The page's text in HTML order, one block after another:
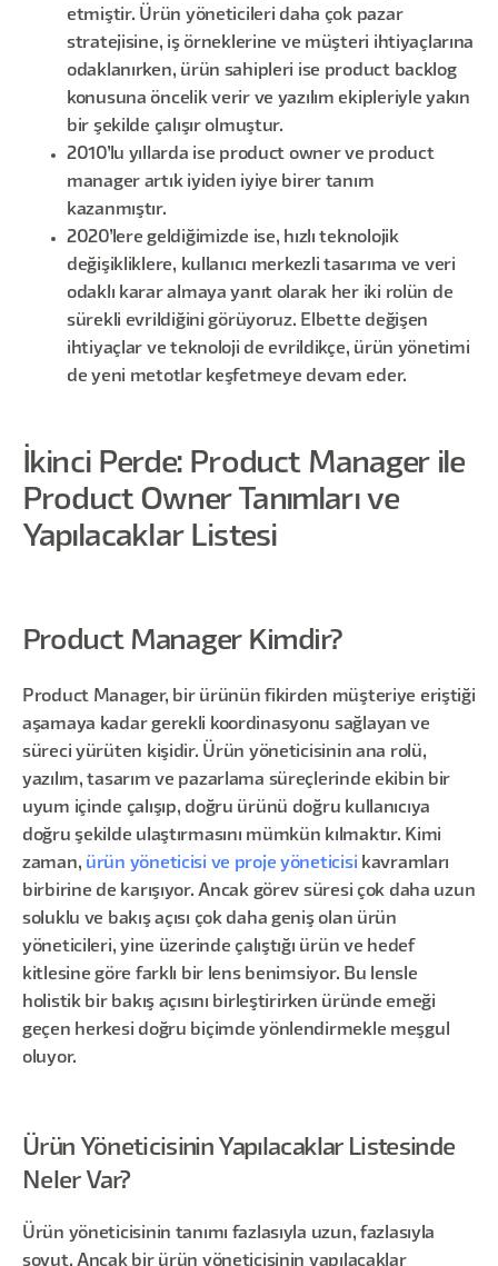
etmiştir. Ürün yöneticileri daha çok pazar
stratejisine, iş örneklerine ve müşteri ihtiyaçlarına
odaklanırken, ürün sahipleri ise product backlog
konusuna öncelik verir ve yazılım ekipleriyle yakın
bir şekilde çalışır olmuştur.
2010’lu yıllarda ise product owner ve product
manager artık iyiden iyiye birer tanım
kazanmıştır.
2020’lere geldiğimizde ise, hızlı teknolojik
değişikliklere, kullanıcı merkezli tasarıma ve veri
odaklı karar almaya yanıt olarak her iki rolün de
sürekli evrildiğini görüyoruz. Elbette değişen
ihtiyaçlar ve teknoloji de evrildikçe, ürün yönetimi
de yeni metotlar keşfetmeye devam eder.
İkinci Perde: Product Manager ile
Product Owner Tanımları ve
Yapılacaklar Listesi
Product Manager Kimdir?
Product Manager, bir ürünün fikirden müşteriye eriştiği
aşamaya kadar gerekli koordinasyonu sağlayan ve
süreci yürüten kişidir. Ürün yöneticisinin ana rolü,
yazılım, tasarım ve pazarlama süreçlerinde ekibin bir
uyum içinde çalışıp, doğru ürünü doğru kullanıcıya
doğru şekilde ulaştırmasını mümkün kılmaktır. Kimi
zaman, ürün yöneticisi ve proje yöneticisi kavramları
birbirine de karışıyor. Ancak görev süresi çok daha uzun
soluklu ve bakış açısı çok daha geniş olan ürün
yöneticileri, yine üzerinde çalıştığı ürün ve hedef
kitlesine göre farklı bir lens benimsiyor. Bu lensle
holistik bir bakış açısını birleştirirken üründe emeği
geçen herkesi doğru biçimde yönlendirmekle meşgul
oluyor.
Ürün Yöneticisinin Yapılacaklar Listesinde
Neler Var?
Ürün yöneticisinin tanımı fazlasıyla uzun, fazlasıyla
soyut. Ancak bir ürün yöneticisinin yapılacaklar